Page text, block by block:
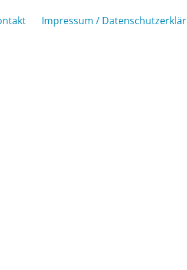
Impressum /